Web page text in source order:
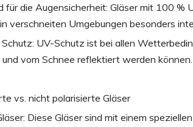
für die Augensicherheit: Gläser mit 100
verschneiten Umgebungen besonders
UV-Schutz ist bei allen
und vom Schnee reflektiert werden können.
vs. nicht polarisierte Gläser
Diese Gläser sind mit einem